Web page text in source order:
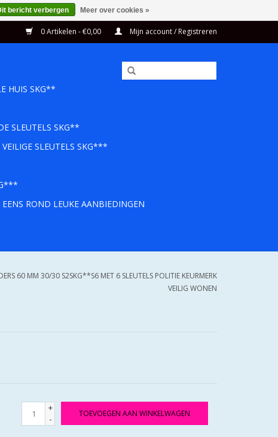
0 Artikelen - €0,00 Mijn account / Registreren
HUIS SKG**
SLEUTELS SKG**
SLEUTELS SKG***
EENS ROND LEUKE AANBIEDINGEN
60 MM 30/30 S2SKG**S6 MET 6 SLEUTELS POLITIE KEURMERK
VEILIG WONEN
+
-
TOEVOEGEN AAN WINKELWAGEN
bericht verbergen Meer over cookies »